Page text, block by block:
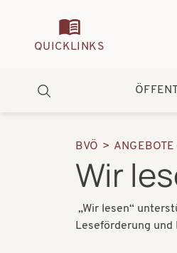
Quickmenu
QUICKLINKS
Suche
BVÖ ANGEBOTE
Wir
„Wir lesen“
Leseförderung